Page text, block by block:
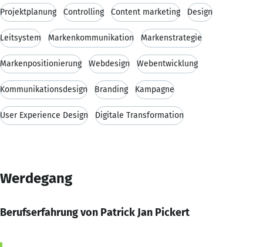
Projektplanung Controlling Content marketing Design
Leitsystem Markenkommunikation Markenstrategie
Markenpositionierung Webdesign Webentwicklung
Kommunikationsdesign Branding Kampagne
User Experience Design Digitale Transformation
Werdegang
Berufserfahrung von Patrick Jan Pickert